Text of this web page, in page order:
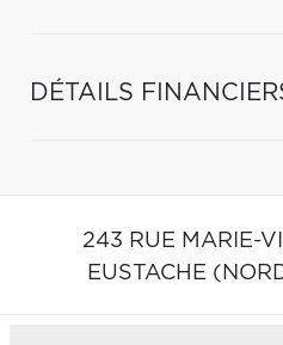
DÉTAILS
243 RUE MARIE-
EUSTACHE